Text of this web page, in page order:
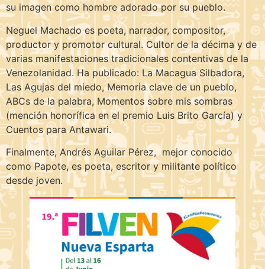
su imagen como hombre adorado por su pueblo.
Neguel Machado es poeta, narrador, compositor,
productor y promotor cultural. Cultor de la décima y de
varias manifestaciones tradicionales contentivas de la
Venezolanidad. Ha publicado: La Macagua Silbadora,
Las Agujas del miedo, Memoria clave de un pueblo,
ABCs de la palabra, Momentos sobre mis sombras
(mención honorífica en el premio Luis Brito García) y
Cuentos para Antawari.
Finalmente, Andrés Aguilar Pérez, mejor conocido
como Papote, es poeta, escritor y militante político
desde joven.